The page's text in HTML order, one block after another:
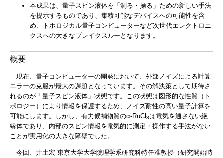
本成果は、量子スピン液体を「測る・操る」ための新しい手法
を提示するものであり、集積可能なデバイスへの可能性を含
め、トポロジカル量子コンピューターなど次世代エレクトロニ
クスへの大きなブレイクスルーとなります。
概要
現在、量子コンピューターの開発において、外部ノイズによる計算
エラーの克服が最大の課題となっています。その解決策として期待さ
れるのが「量子スピン液体」状態です。この状態は図形的な性質（ト
ポロジー）により情報を保護するため、ノイズ耐性の高い量子計算を
可能にします。しかし、有力候補物質のα-RuCl 3は電気を通さない絶
縁体であり、内部のスピン情報を電気的に測定・操作する手法がない
ことが実用化の大きな障壁でした。
今回、井土宏 東京大学大学院理学系研究科特任准教授（研究開始時